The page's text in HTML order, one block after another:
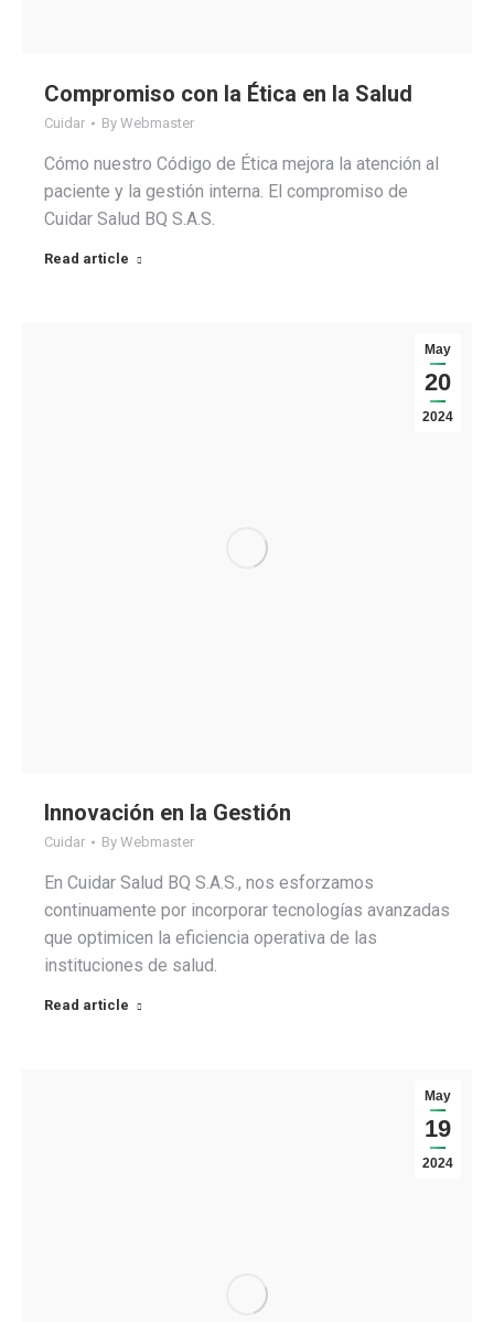
Compromiso con la Ética en la Salud
Cuidar By Webmaster
Cómo nuestro Código de Ética mejora la atención al
paciente y la gestión interna. El compromiso de
Cuidar Salud BQ S.A.S.
Read article
May
20
2024
Innovación en la Gestión
Cuidar By Webmaster
En Cuidar Salud BQ S.A.S., nos esforzamos
continuamente por incorporar tecnologías avanzadas
que optimicen la eficiencia operativa de las
instituciones de salud.
Read article
May
19
2024